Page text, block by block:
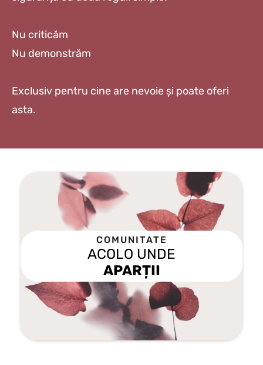
Nu criticăm
Nu demonstrăm
Exclusiv pentru cine are nevoie și poate oferi
asta.
COMUNITATE
ACOLO UNDE
APARȚII